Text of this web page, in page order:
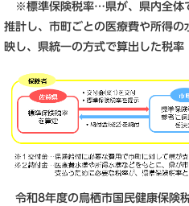
※標準保険税率…県が、県内全体
推計し、市町ごとの医療費や所得の
映し、県統一の方式で算出した税率
令和8年度の鳥栖市国民健康保険